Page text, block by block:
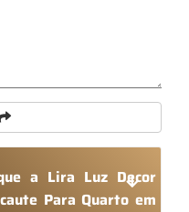
a Lira Luz Decor
Para Quarto em